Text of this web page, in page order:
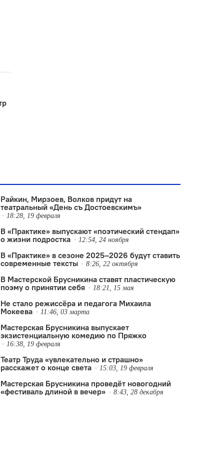
Райкин, Мирзоев, Волков придут на
театральный «День съ Достоевскимъ»
18:28, 19 февраля
В «Практике» выпускают «поэтический стендап»
о жизни подростка
12:54, 24 ноября
В «Практике» в сезоне 2025–2026 будут ставить
современные тексты
8:26, 22 октября
В Мастерской Брусникина ставят пластическую
поэму о принятии себя
18:21, 15 мая
Не стало режиссёра и педагога Михаила
Мокеева
11:46, 03 марта
Мастерская Брусникина выпускает
экзистенциальную комедию по Пряжко
16:38, 19 февраля
Театр Труда «увлекательно и страшно»
расскажет о конце света
15:03, 19 февраля
Мастерская Брусникина проведёт новогодний
«фестиваль длиной в вечер»
8:43, 28 декабря